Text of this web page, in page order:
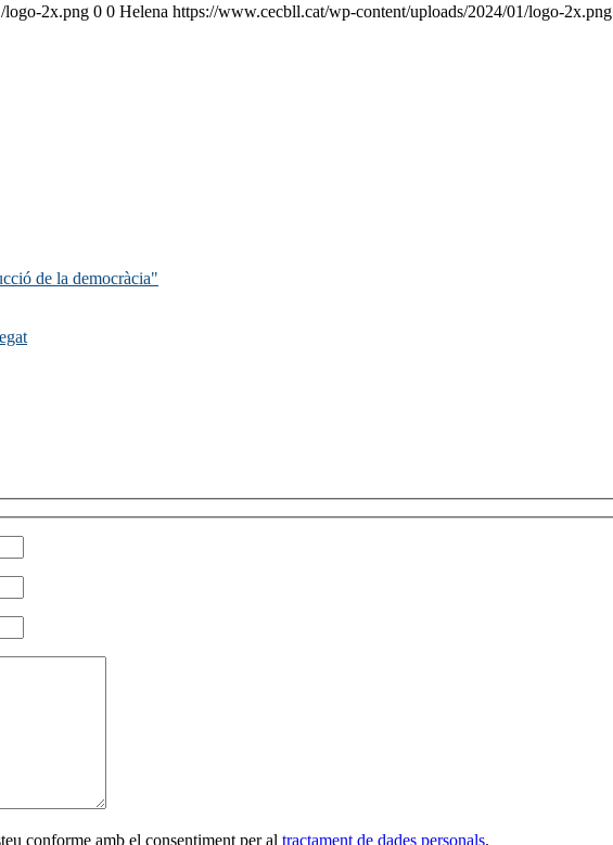
logo-2x.png 0 0 Helena https://www.cecbll.cat/wp-content/uploads/2024/01/logo-2x.png
de la democràcia"
conforme amb el consentiment per al tractament de dades personals.